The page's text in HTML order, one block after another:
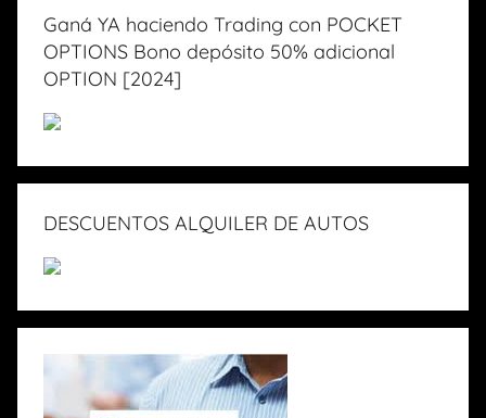
Ganá YA haciendo Trading con POCKET
OPTIONS Bono depósito 50% adicional
OPTION [2024]
DESCUENTOS ALQUILER DE AUTOS